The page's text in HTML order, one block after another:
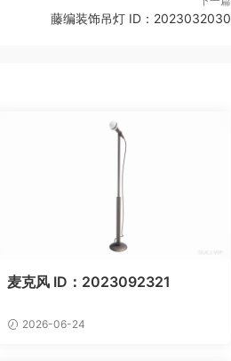
藤编装饰吊灯 ID：2023032030
麦克风 ID：2023092321
2026-06-24